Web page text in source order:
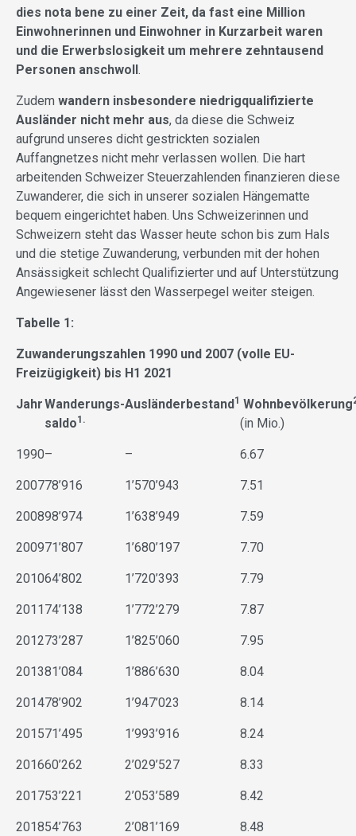
dies nota bene zu einer Zeit, da fast eine Million
Einwohnerinnen und Einwohner in Kurzarbeit waren
und die Erwerbslosigkeit um mehrere zehntausend
Personen anschwoll.
Zudem wandern insbesondere niedrigqualifizierte
Ausländer nicht mehr aus, da diese die Schweiz
aufgrund unseres dicht gestrickten sozialen
Auffangnetzes nicht mehr verlassen wollen. Die hart
arbeitenden Schweizer Steuerzahlenden finanzieren diese
Zuwanderer, die sich in unserer sozialen Hängematte
bequem eingerichtet haben. Uns Schweizerinnen und
Schweizern steht das Wasser heute schon bis zum Hals
und die stetige Zuwanderung, verbunden mit der hohen
Ansässigkeit schlecht Qualifizierter und auf Unterstützung
Angewiesener lässt den Wasserpegel weiter steigen.
Tabelle 1:
Zuwanderungszahlen 1990 und 2007 (volle EU-
Freizügigkeit) bis H1 2021
JahrWanderungs-
saldo1.
Ausländerbestand1 Wohnbevölkerung
(in Mio.)
1990– – 6.67
200778’916 1’570’943 7.51
200898’974 1’638’949 7.59
200971’807 1’680’197 7.70
201064’802 1’720’393 7.79
201174’138 1’772’279 7.87
201273’287 1’825’060 7.95
201381’084 1’886’630 8.04
201478’902 1’947’023 8.14
201571’495 1’993’916 8.24
201660’262 2’029’527 8.33
201753’221 2’053’589 8.42
201854’763 2’081’169 8.48